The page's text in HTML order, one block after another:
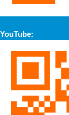
YouTube: